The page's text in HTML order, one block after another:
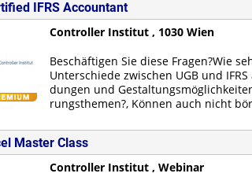
IFRS Accountant
Controller Institut , 1030 Wien
Be­schäf­ti­gen Sie die­se Fra­gen?Wie
Un­ter­schie­de zwi­schen UGB und
dun­gen und
rungs­the­men?, Kön­nen auch nicht
Master Class
Controller Institut , Webinar